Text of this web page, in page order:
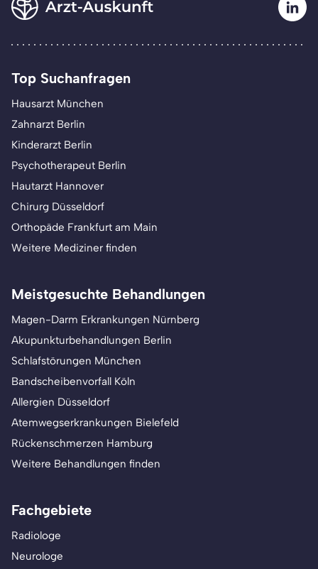
Top Suchanfragen
Hausarzt München
Zahnarzt Berlin
Kinderarzt Berlin
Psychotherapeut Berlin
Hautarzt Hannover
Chirurg Düsseldorf
Orthopäde Frankfurt am Main
Weitere Mediziner finden
Meistgesuchte Behandlungen
Magen-Darm Erkrankungen Nürnberg
Akupunkturbehandlungen Berlin
Schlafstörungen München
Bandscheibenvorfall Köln
Allergien Düsseldorf
Atemwegserkrankungen Bielefeld
Rückenschmerzen Hamburg
Weitere Behandlungen finden
Fachgebiete
Radiologe
Neurologe